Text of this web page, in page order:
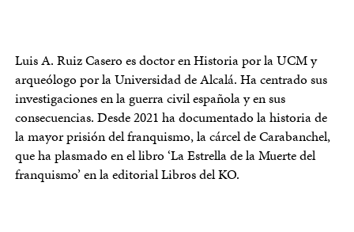
Luis A. Ruiz Casero es doctor en Historia por la UCM y
arqueólogo por la Universidad de Alcalá. Ha centrado sus
investigaciones en la guerra civil española y en sus
consecuencias. Desde 2021 ha documentado la historia de
la mayor prisión del franquismo, la cárcel de Carabanchel,
que ha plasmado en el libro ‘La Estrella de la Muerte del
franquismo’ en la editorial Libros del KO.